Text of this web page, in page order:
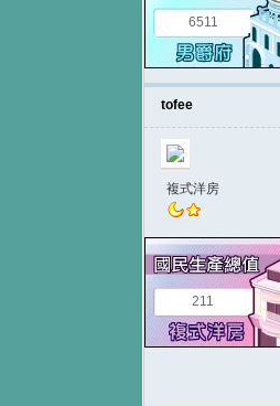
6511
tofee
複式洋房
211